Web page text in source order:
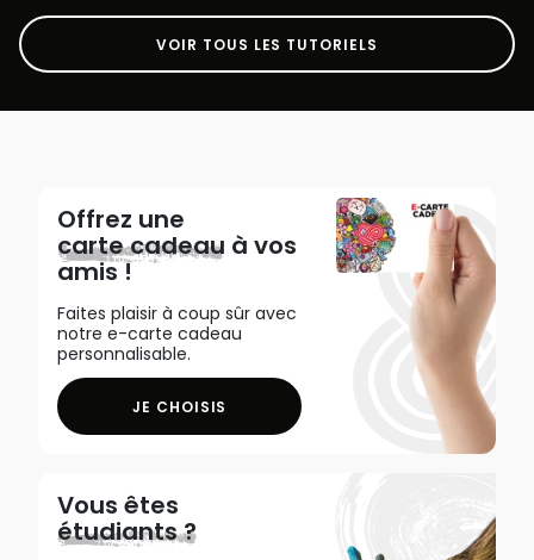
VOIR TOUS LES TUTORIELS
Offrez une
carte cadeau à vos
amis !
Faites plaisir à coup sûr avec
notre e-carte cadeau
personnalisable.
JE CHOISIS
Vous êtes
étudiants ?